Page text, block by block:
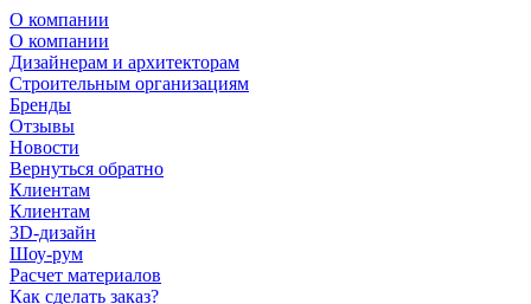
О компании
О компании
Дизайнерам и архитекторам
Строительным организациям
Бренды
Отзывы
Новости
Вернуться обратно
Клиентам
Клиентам
3D-дизайн
Шоу-рум
Расчет материалов
Как сделать заказ?